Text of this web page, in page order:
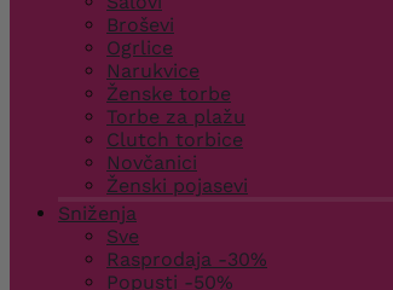
Broševi
Ogrlice
Narukvice
Ženske torbe
Torbe za plažu
Clutch torbice
Novčanici
Ženski pojasevi
Sniženja
Sve
Rasprodaja -30%
Popusti -50%